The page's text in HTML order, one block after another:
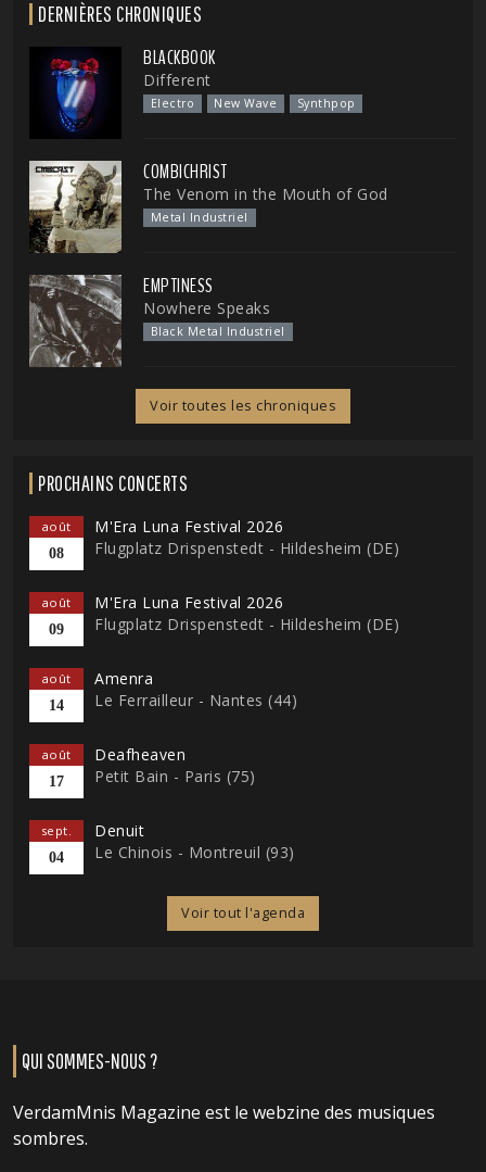
DERNIÈRES CHRONIQUES
BLACKBOOK
Different
Electro New Wave Synthpop
COMBICHRIST
The Venom in the Mouth of God
Metal Industriel
EMPTINESS
Nowhere Speaks
Black Metal Industriel
Voir toutes les chroniques
PROCHAINS CONCERTS
août
08
M'Era Luna Festival 2026
Flugplatz Drispenstedt - Hildesheim (DE)
août
09
M'Era Luna Festival 2026
Flugplatz Drispenstedt - Hildesheim (DE)
août
14
Amenra
Le Ferrailleur - Nantes (44)
août
17
Deafheaven
Petit Bain - Paris (75)
sept.
04
Denuit
Le Chinois - Montreuil (93)
Voir tout l'agenda
QUI SOMMES-NOUS ?
VerdamMnis Magazine est le webzine des musiques
sombres.